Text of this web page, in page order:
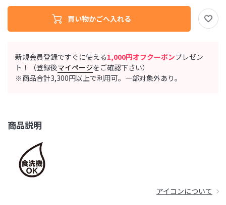
新規会員登録ですぐに使える1,000円オフクーポンプレゼン
ト！（登録後マイページをご確認下さい）
※商品合計3,300円以上で利用可。一部対象外あり。
商品説明
アイコンについて